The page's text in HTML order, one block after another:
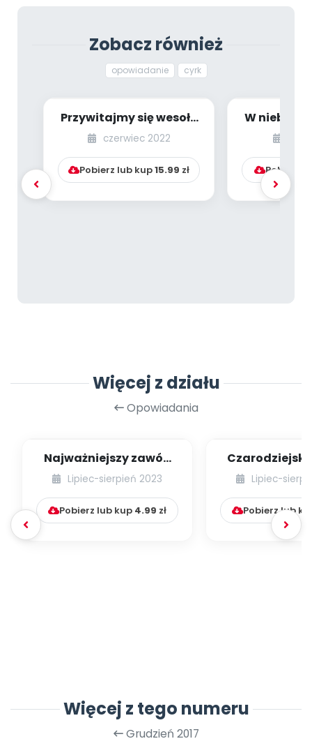
Zobacz również
opowiadanie cyrk
Przywitajmy się wesoło
[przedszkolne
inspiracje - dziec...
czerwiec 2022
Pobierz lub kup15.99 zł
W niebie i
Pobierz
Więcej z działu
Opowiadania
Najważniejszy zawód
świata
Lipiec-sierpień 2023
Pobierz lub kup 4.99 zł
Lipiec-
Pobierz lub
Więcej z tego numeru
Grudzień 2017